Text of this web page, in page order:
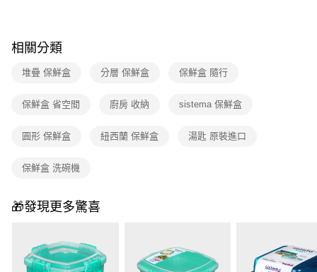
3.實際核准額度、可分期數及費用金額請依後續交易確認頁面所載為準。
消。如遇「轉專審核」未通過狀況，表示未達大哥付你分期系統評分，恕無
【繳款方式說明】
1.分期款項不併入電信帳單，「大哥付你分期」於每月結算日後寄送繳費提
2.透過簡訊連結打開帳單後，可選擇「超商條碼／台灣大直營門市／銀行轉
【注意事項】
用戶於交易時，得透過本服務購買商品或服務，並由商店將買賣／分期付款
買賣價金債權讓與本公司後，依約使用本公司帳單繳交帳款。
資料（包含姓名、電話或地址）提供予台灣大哥大進項蒐集、處理及利用，
由本公司與您本人進行分期帳單所需資料之確認、核對及更正。
3.完整用戶服務條款，請詳閱以下連結：
https://oppay.tw/userRule
宅配
每筆NT$100，滿NT$999(含以上)免運費
付款後門市自取
相關分類
堆疊 保鮮盒 分層 保鮮盒 保鮮盒 隨行
保鮮盒 省空間 廚房 收納 sistema 保鮮盒
圓形 保鮮盒 紐西蘭 保鮮盒 湯匙 原裝進口
保鮮盒 洗碗機
🎁發現更多驚喜